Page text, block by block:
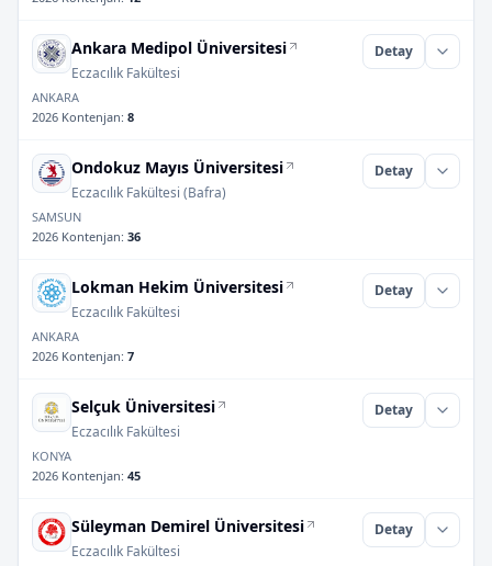
Ankara Medipol Üniversitesi
Eczacılık Fakültesi
Detay
ANKARA
2026 Kontenjan: 8
Ondokuz Mayıs Üniversitesi
Eczacılık Fakültesi (Bafra)
Detay
SAMSUN
2026 Kontenjan: 36
Lokman Hekim Üniversitesi
Eczacılık Fakültesi
Detay
ANKARA
2026 Kontenjan: 7
Selçuk Üniversitesi
Eczacılık Fakültesi
Detay
KONYA
2026 Kontenjan: 45
Süleyman Demirel Üniversitesi
Eczacılık Fakültesi
Detay